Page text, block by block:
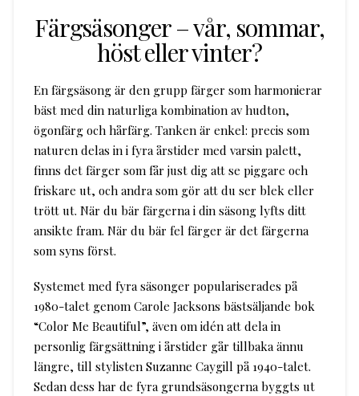
Färgsäsonger – vår, sommar,
höst eller vinter?
En färgsäsong är den grupp färger som harmonierar
bäst med din naturliga kombination av hudton,
ögonfärg och hårfärg. Tanken är enkel: precis som
naturen delas in i fyra årstider med varsin palett,
finns det färger som får just dig att se piggare och
friskare ut, och andra som gör att du ser blek eller
trött ut. När du bär färgerna i din säsong lyfts ditt
ansikte fram. När du bär fel färger är det färgerna
som syns först.
Systemet med fyra säsonger populariserades på
1980-talet genom Carole Jacksons bästsäljande bok
“Color Me Beautiful”, även om idén att dela in
personlig färgsättning i årstider går tillbaka ännu
längre, till stylisten Suzanne Caygill på 1940-talet.
Sedan dess har de fyra grundsäsongerna byggts ut